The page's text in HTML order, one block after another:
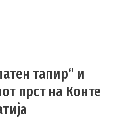
тапир“ и
прст на Конте